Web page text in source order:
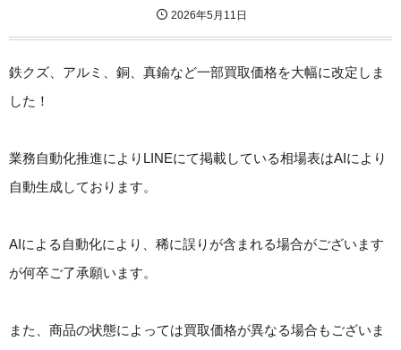
2026年5月11日
鉄クズ、アルミ、銅、真鍮など一部買取価格を大幅に改定しま
した！
業務自動化推進によりLINEにて掲載している相場表はAIにより
自動生成しております。
AIによる自動化により、稀に誤りが含まれる場合がございます
が何卒ご了承願います。
また、商品の状態によっては買取価格が異なる場合もございま